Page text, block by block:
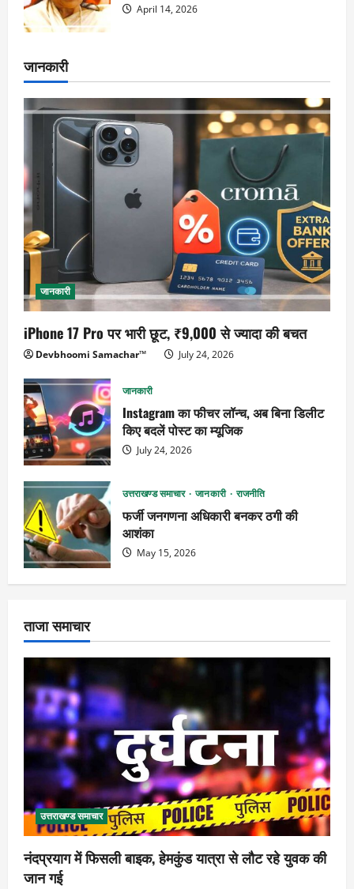
April 14, 2026
जानकारी
जानकारी
iPhone 17 Pro पर भारी छूट, ₹9,000 से ज्यादा की बचत
Devbhoomi Samachar™ July 24, 2026
जानकारी
Instagram का फीचर लॉन्च, अब बिना डिलीट
किए बदलें पोस्ट का म्यूजिक
July 24, 2026
उत्तराखण्ड समाचार जानकारी राजनीति
फर्जी जनगणना अधिकारी बनकर ठगी की
आशंका
May 15, 2026
ताजा समाचार
उत्तराखण्ड समाचार
नंदप्रयाग में फिसली बाइक, हेमकुंड यात्रा से लौट रहे युवक की
जान गई